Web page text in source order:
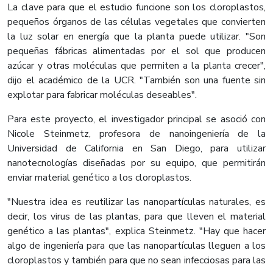
La clave para que el estudio funcione son los cloroplastos,
pequeños órganos de las células vegetales que convierten
la luz solar en energía que la planta puede utilizar. "Son
pequeñas fábricas alimentadas por el sol que producen
azúcar y otras moléculas que permiten a la planta crecer",
dijo el académico de la UCR. "También son una fuente sin
explotar para fabricar moléculas deseables".
Para este proyecto, el investigador principal se asoció con
Nicole Steinmetz, profesora de nanoingeniería de la
Universidad de California en San Diego, para utilizar
nanotecnologías diseñadas por su equipo, que permitirán
enviar material genético a los cloroplastos.
"Nuestra idea es reutilizar las nanopartículas naturales, es
decir, los virus de las plantas, para que lleven el material
genético a las plantas", explica Steinmetz. "Hay que hacer
algo de ingeniería para que las nanopartículas lleguen a los
cloroplastos y también para que no sean infecciosas para las